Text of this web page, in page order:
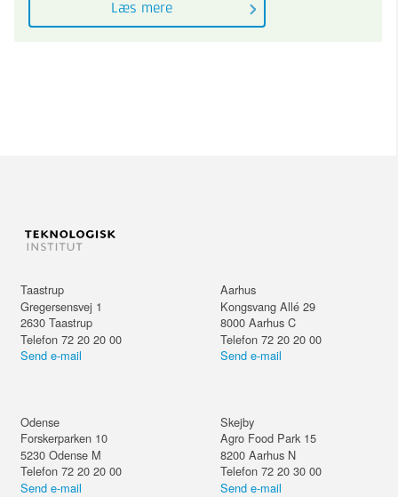
Læs mere
Taastrup
Gregersensvej 1
2630 Taastrup
Telefon 72 20 20 00
Send e-mail
Aarhus
Kongsvang Allé 29
8000 Aarhus C
Telefon 72 20 20 00
Send e-mail
Odense
Forskerparken 10
5230 Odense M
Telefon 72 20 20 00
Send e-mail
Skejby
Agro Food Park 15
8200 Aarhus N
Telefon 72 20 30 00
Send e-mail